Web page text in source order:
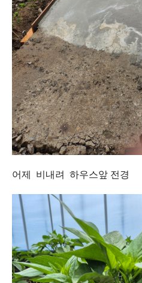
어제 비내려 하우스앞 전경